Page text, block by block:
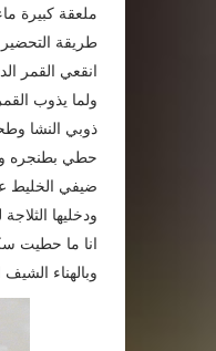
ملعقة كبيرة
طريقة التحضير
انقعي القمر
ولما يذوب
ذوبي النشا
حطي بطنجره
ضيفي الخليط
ودخليها
انا ما حطيت
وبالهناء الشيف